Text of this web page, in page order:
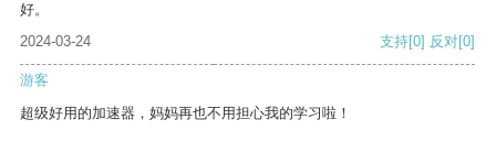
好。
2024-03-24
支持[0] 反对[0]
游客
超级好用的加速器，妈妈再也不用担心我的学习啦！